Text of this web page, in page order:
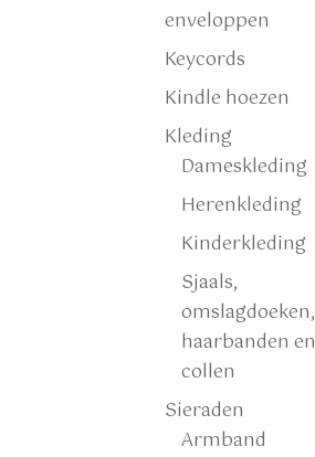
enveloppen
Keycords
Kindle hoezen
Kleding
Dameskleding
Herenkleding
Kinderkleding
Sjaals,
omslagdoeken,
haarbanden en
collen
Sieraden
Armband